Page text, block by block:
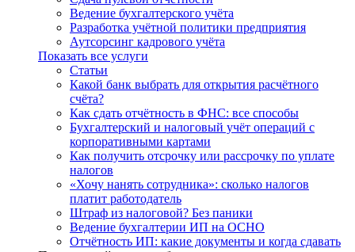
Ведение бухгалтерского учёта
Разработка учётной политики предприятия
Аутсорсинг кадрового учёта
Показать все услуги
Статьи
Какой банк выбрать для открытия расчётного
счёта?
Как сдать отчётность в ФНС: все способы
Бухгалтерский и налоговый учёт операций с
корпоративными картами
Как получить отсрочку или рассрочку по уплате
налогов
«Хочу нанять сотрудника»: сколько налогов
платит работодатель
Штраф из налоговой? Без паники
Ведение бухгалтерии ИП на ОСНО
Отчётность ИП: какие документы и когда сдавать